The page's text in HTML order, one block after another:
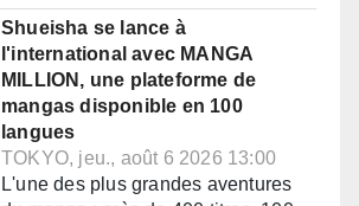
Shueisha se lance à
l'international avec MANGA
MILLION, une plateforme de
mangas disponible en 100
langues
TOKYO, jeu., août 6 2026 13:00
L'une des plus grandes aventures